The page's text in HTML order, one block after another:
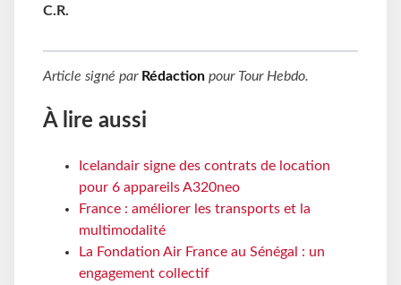
C.R.
Article signé par Rédaction pour Tour Hebdo.
À lire aussi
Icelandair signe des contrats de location
pour 6 appareils A320neo
France : améliorer les transports et la
multimodalité
La Fondation Air France au Sénégal : un
engagement collectif